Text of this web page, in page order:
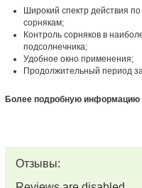
Широкий спектр действия
сорнякам;
Контроль сорняков в
подсолнечника;
Удобное окно применения;
Продолжительный период
Более подробную информацию
Отзывы: